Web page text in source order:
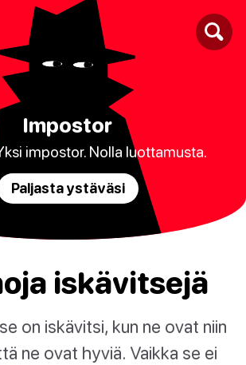
Impostor
impostor. Nolla luottamusta.
Paljasta ystäväsi
iskävitsejä
on iskävitsi, kun ne ovat niin
ne ovat hyviä. Vaikka se ei